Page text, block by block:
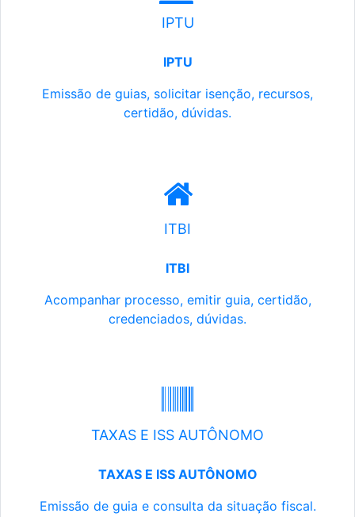
IPTU
IPTU
Emissão de guias, solicitar isenção, recursos,
certidão, dúvidas.
ITBI
ITBI
Acompanhar processo, emitir guia, certidão,
credenciados, dúvidas.
TAXAS E ISS AUTÔNOMO
TAXAS E ISS AUTÔNOMO
Emissão de guia e consulta da situação fiscal.